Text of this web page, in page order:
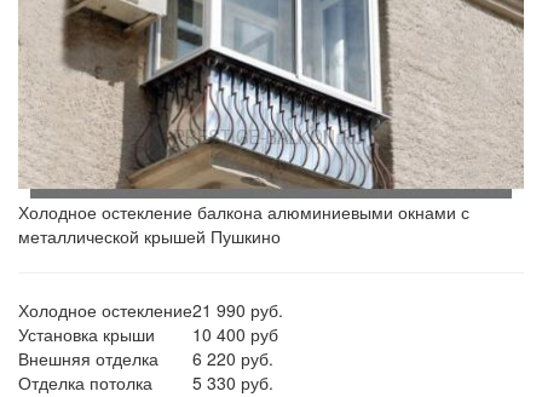
Холодное остекление балкона алюминиевыми окнами с
металлической крышей Пушкино
Холодное остекление21 990 руб.
Установка крыши
10 400 руб
Внешняя отделка
6 220 руб.
Отделка потолка
5 330 руб.